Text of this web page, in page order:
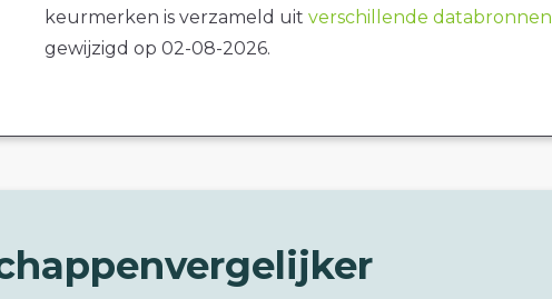
keurmerken is verzameld uit verschillende databronnen
gewijzigd op 02-08-2026.